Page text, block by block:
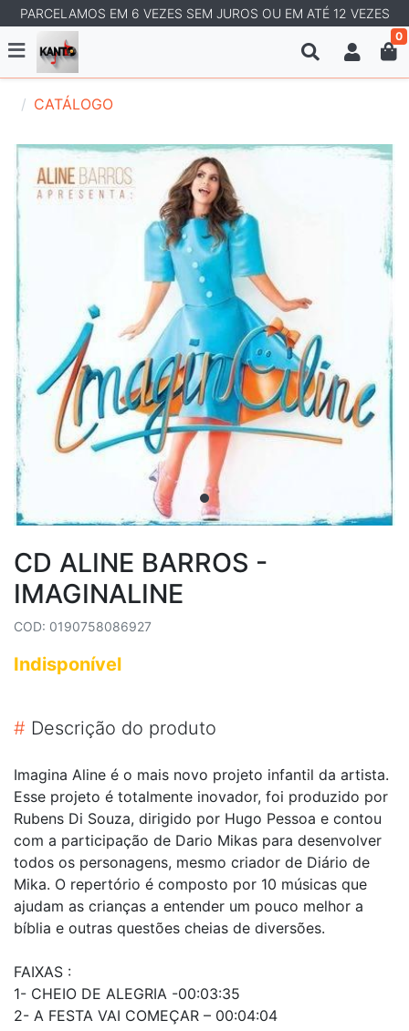
PARCELAMOS EM 6 VEZES SEM JUROS OU EM ATÉ 12 VEZES
0
CATÁLOGO
CD ALINE BARROS -
IMAGINALINE
COD: 0190758086927
Indisponível
# Descrição do produto
Imagina Aline é o mais novo projeto infantil da artista.
Esse projeto é totalmente inovador, foi produzido por
Rubens Di Souza, dirigido por Hugo Pessoa e contou
com a participação de Dario Mikas para desenvolver
todos os personagens, mesmo criador de Diário de
Mika. O repertório é composto por 10 músicas que
ajudam as crianças a entender um pouco melhor a
bíblia e outras questões cheias de diversões.
FAIXAS :
1- CHEIO DE ALEGRIA -00:03:35
2- A FESTA VAI COMEÇAR – 00:04:04